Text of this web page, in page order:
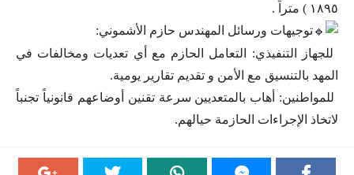
١٨٩٥ ) متراً .
توجيهات ورسائل المهندس حازم الأشموني:
​ للجهاز التنفيذي: التعامل الحازم مع أي تعديات ومخالفات في
المهد بالتنسيق مع الأمن و تقديم تقارير يومية.
​ للمواطنين: أهاب بالمتعديين سرعة تقنين أوضاعهم قانونياً تجنباً
لاتخاذ الإجراءات الحازمة حيالهم.